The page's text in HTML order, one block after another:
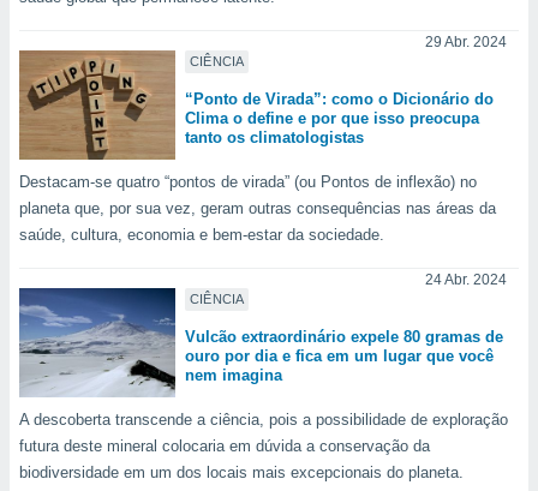
CIÊNCIA
29 Abr. 2024
“Ponto de Virada”: como o Dicionário do
Clima o define e por que isso preocupa
tanto os climatologistas
Destacam-se quatro “pontos de virada” (ou Pontos de inflexão) no
planeta que, por sua vez, geram outras consequências nas áreas da
saúde, cultura, economia e bem-estar da sociedade.
CIÊNCIA
24 Abr. 2024
Vulcão extraordinário expele 80 gramas de
ouro por dia e fica em um lugar que você
nem imagina
A descoberta transcende a ciência, pois a possibilidade de exploração
futura deste mineral colocaria em dúvida a conservação da
biodiversidade em um dos locais mais excepcionais do planeta.